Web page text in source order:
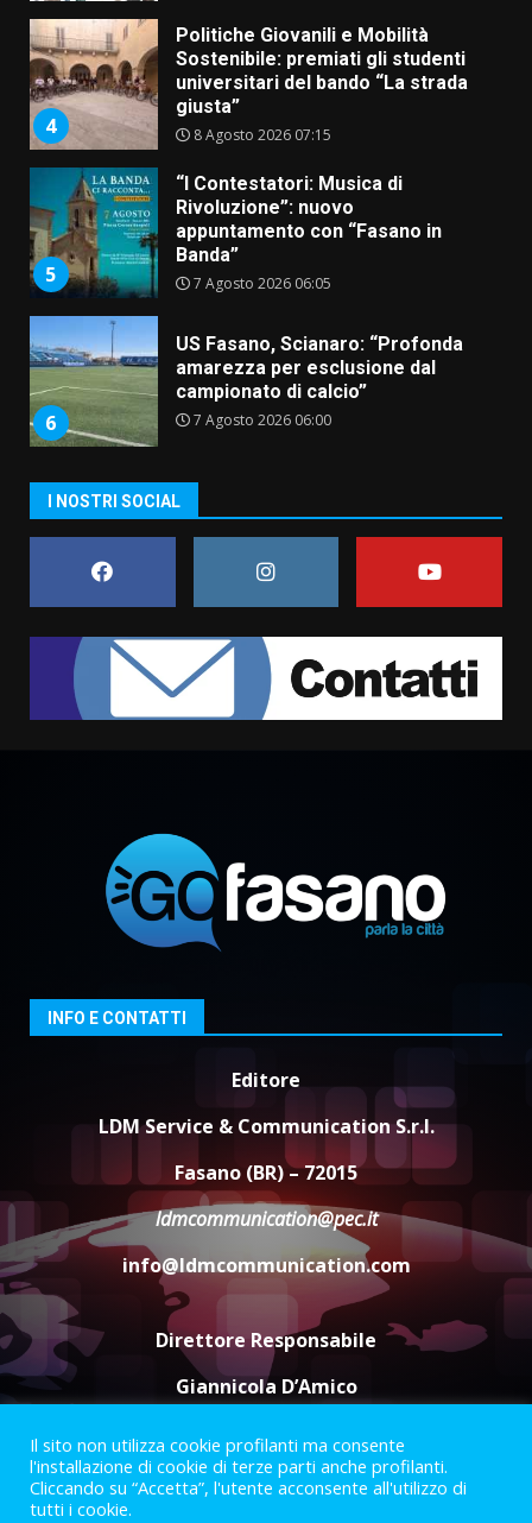
5
“I Contestatori: Musica di
Rivoluzione”: nuovo
appuntamento con “Fasano in
Banda”
7 Agosto 2026 06:05
6
US Fasano, Scianaro: “Profonda
amarezza per esclusione dal
campionato di calcio”
7 Agosto 2026 06:00
7
Fasanese ferito a colpi di arma
da fuoco
6 Agosto 2026 18:13
conferma di voler ricorrere per
ottenere l’iscrizione
8 Agosto 2026 19:55
2
La Banda Città di Fasano apre
ufficialmente la Festa di
Savelletri
8 Agosto 2026 11:00
Santis
8 Agosto 2026 07:30
4
Politiche Giovanili e Mobilità
Sostenibile: premiati gli studenti
giusta”
“I Contestatori: Musica di
Rivoluzione”: nuovo
appuntamento con “Fasano in
7 Agosto 2026 06:05
I NOSTRI SOCIAL
INFO E CONTATTI
Editore
LDM Service & Communication S.r.l.
Fasano (BR) – 72015
ldmcommunication@pec.it
info@ldmcommunication.com
Direttore Responsabile
Giannicola D’Amico
Termini e Condizioni
Privacy Policy
Informazioni Legali
Il sito non utilizza cookie profilanti ma consente
l'installazione di cookie di terze parti anche profilanti.
Cliccando su “Accetta”, l'utente acconsente all'utilizzo di
tutti i cookie.